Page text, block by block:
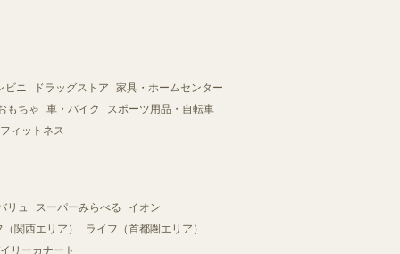
ビニ ドラッグストア
家具・ホームセンター
もちゃ
車・バイク
スポーツ用品・自転車
ィットネス
リュ スーパーみらべる
イオン
関西エリア）
ライフ（首都圏エリア）
リーカナート